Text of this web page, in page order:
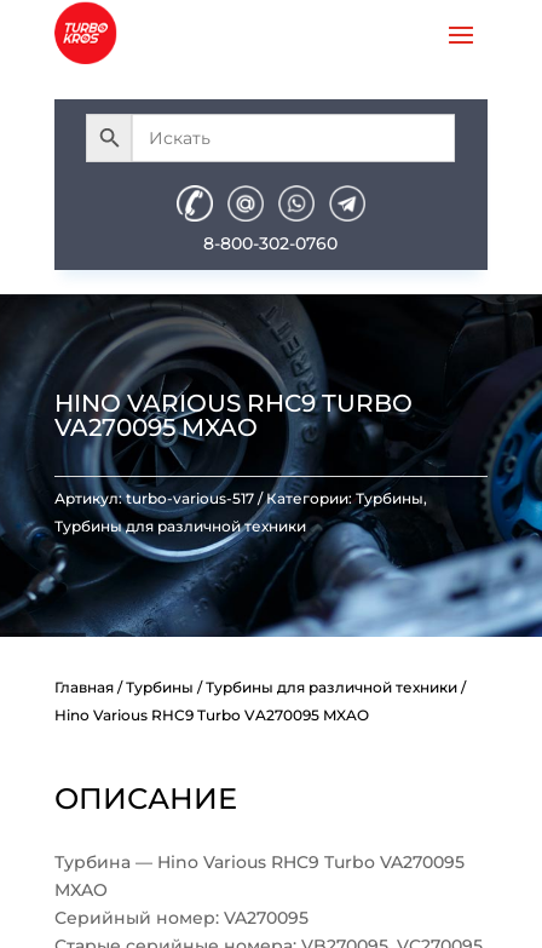
8-800-302-0760
HINO VARIOUS RHC9 TURBO
VA270095 MXAO
Артикул:turbo-various-517 Категории:Турбины,
Турбины для различной техники
Главная/Турбины /Турбины для различной техники/
Hino Various RHC9 Turbo VA270095 MXAO
ОПИСАНИЕ
Турбина — Hino Various RHC9 Turbo VA270095
MXAO
Серийный номер: VA270095